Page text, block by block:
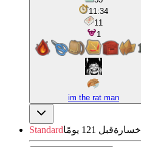
11:34
11
1
im the rat man
Standard خسارةقبل 121 يومًا